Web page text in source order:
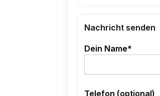
Nachricht senden
Dein Name*
Telefon (optional)